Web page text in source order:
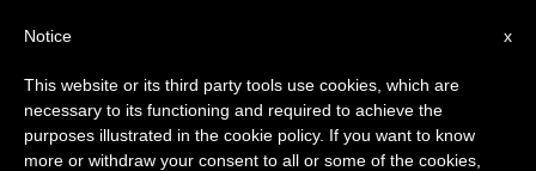
x
Notice
This website or its third party tools use cookies, which are
necessary to its functioning and required to achieve the
purposes illustrated in the cookie policy. If you want to know
more or withdraw your consent to all or some of the cookies,